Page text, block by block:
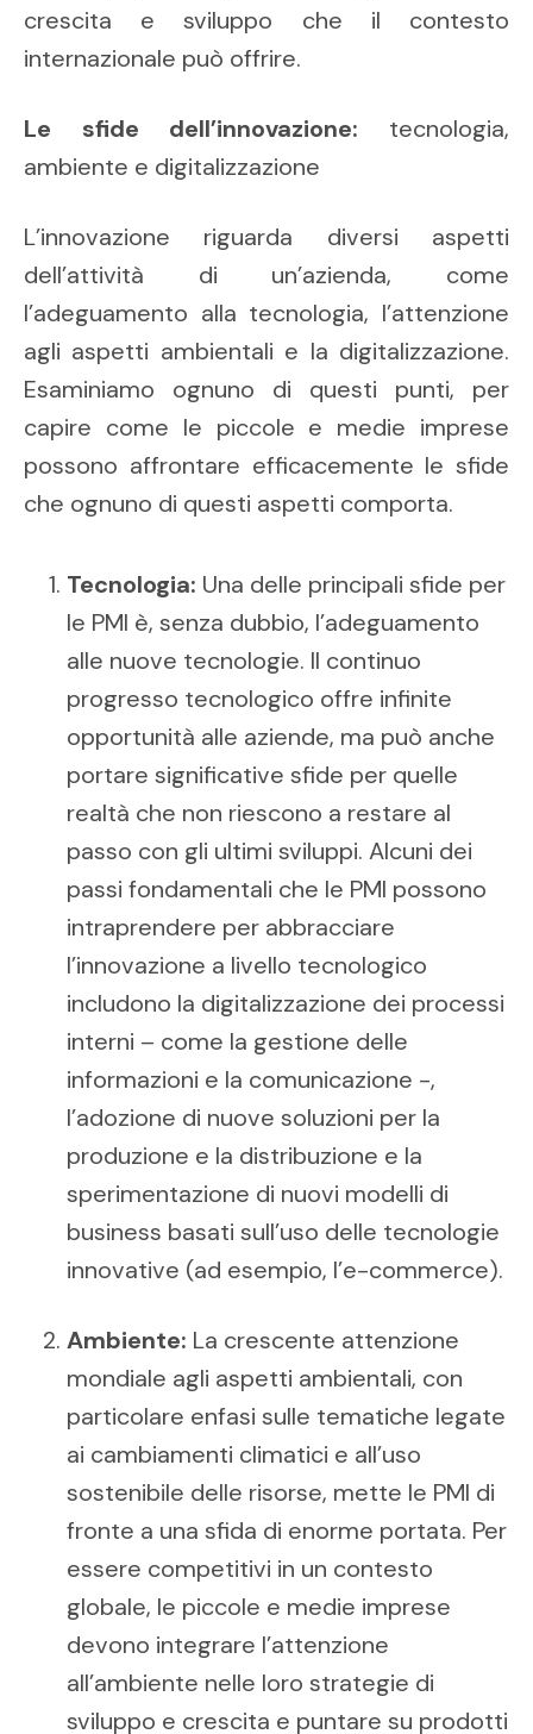
crescita e sviluppo che il contesto
internazionale può offrire.
Le sfide dell’innovazione: tecnologia,
ambiente e digitalizzazione
L’innovazione riguarda diversi aspetti
dell’attività di un’azienda, come
l’adeguamento alla tecnologia, l’attenzione
agli aspetti ambientali e la digitalizzazione.
Esaminiamo ognuno di questi punti, per
capire come le piccole e medie imprese
possono affrontare efficacemente le sfide
che ognuno di questi aspetti comporta.
Tecnologia: Una delle principali sfide per
le PMI è, senza dubbio, l’adeguamento
alle nuove tecnologie. Il continuo
progresso tecnologico offre infinite
opportunità alle aziende, ma può anche
portare significative sfide per quelle
realtà che non riescono a restare al
passo con gli ultimi sviluppi. Alcuni dei
passi fondamentali che le PMI possono
intraprendere per abbracciare
l’innovazione a livello tecnologico
includono la digitalizzazione dei processi
interni – come la gestione delle
informazioni e la comunicazione -,
l’adozione di nuove soluzioni per la
produzione e la distribuzione e la
sperimentazione di nuovi modelli di
business basati sull’uso delle tecnologie
innovative (ad esempio, l’e-commerce).
Ambiente: La crescente attenzione
mondiale agli aspetti ambientali, con
particolare enfasi sulle tematiche legate
ai cambiamenti climatici e all’uso
sostenibile delle risorse, mette le PMI di
fronte a una sfida di enorme portata. Per
essere competitivi in un contesto
globale, le piccole e medie imprese
devono integrare l’attenzione
all’ambiente nelle loro strategie di
sviluppo e crescita e puntare su prodotti